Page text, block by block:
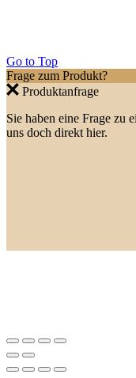
Go to Top
Frage zum Produkt?
Produktanfrage
Sie haben eine Frage zu
uns doch direkt hier.